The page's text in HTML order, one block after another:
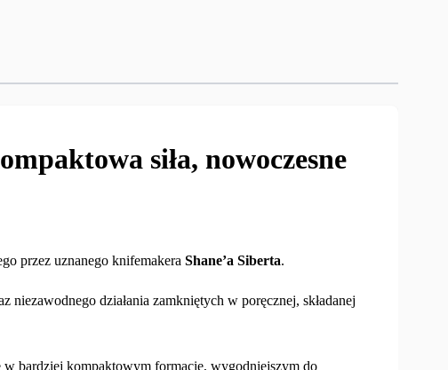
siła, nowoczesne
przez uznanego knifemakera Shane’a Siberta.
działania zamkniętych w poręcznej, składanej
w bardziej kompaktowym formacie, wygodniejszym do